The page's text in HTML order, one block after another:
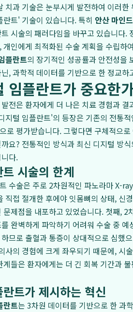
치과 기술은 눈부시게 발전하여 이러
트' 기술이 있습니다. 특히 안산 마인
시술의 패러다임을 바꾸고 있습니다
개인에게 최적화된 수술 계획을 수립
플란트의 장기적인 성공률과 안전성을
, 과학적 데이터를 기반으로 한 정교
임플란트가 중요한
전은 환자에게 더 나은 치료 경험과
지털 임플란트'의 등장은 기존의 전통
로 평가받습니다. 그렇다면 구체적으
요? 전통적인 방식과 최신 디지털 방
다.
시술의 한계
수술은 주로 2차원적인 파노라마 X-
직접 절개한 후에야 잇몸뼈의 상태, 신
문제점을 내포하고 있었습니다. 첫째,
완벽하게 파악하기 어려워 수술 중
므로 출혈과 통증이 상대적으로 심했
사의 경험에 크게 좌우되기 때문에, 시
계들은 환자에게는 더 긴 회복 기간과
트가 제시하는 혁신
란트는 3차원 데이터를 기반으로 한 과